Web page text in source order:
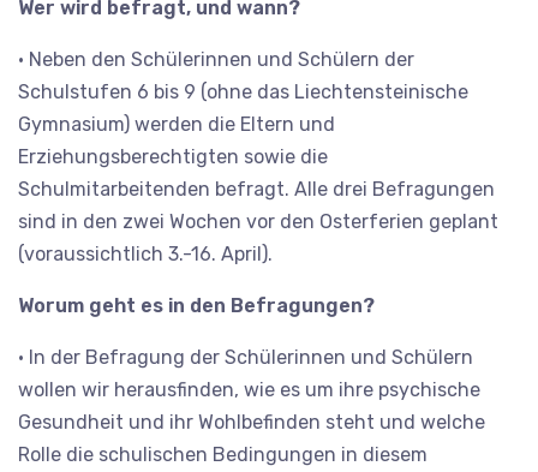
Wer wird befragt, und wann?
• Neben den Schülerinnen und Schülern der
Schulstufen 6 bis 9 (ohne das Liechtensteinische
Gymnasium) werden die Eltern und
Erziehungsberechtigten sowie die
Schulmitarbeitenden befragt. Alle drei Befragungen
sind in den zwei Wochen vor den Osterferien geplant
(voraussichtlich 3.-16. April).
Worum geht es in den Befragungen?
• In der Befragung der Schülerinnen und Schülern
wollen wir herausfinden, wie es um ihre psychische
Gesundheit und ihr Wohlbefinden steht und welche
Rolle die schulischen Bedingungen in diesem